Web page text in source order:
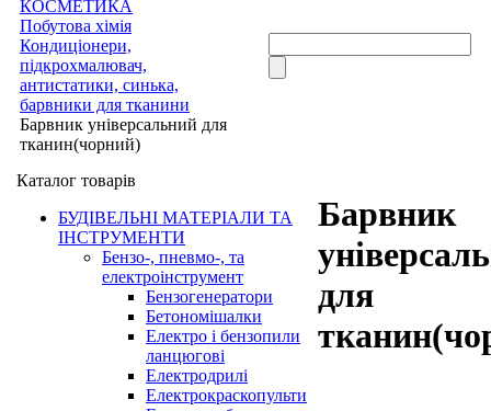
КОСМЕТИКА
Побутова хімія
Кондиціонери,
підкрохмалювач,
антистатики, синька,
барвники для тканини
Барвник універсальний для
тканин(чорний)
Каталог товарів
БУДІВЕЛЬНІ МАТЕРІАЛИ ТА
ІНСТРУМЕНТИ
Бензо-, пневмо-, та
електроінструмент
Бензогенератори
Бетономішалки
Електро і бензопили
ланцюгові
Електродрилі
Електрокраскопульти
Барвник
для